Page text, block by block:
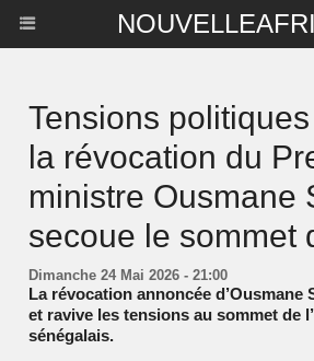
Tensions
la révocation du
ministre Ousmane
secoue le sommet
Dimanche 24 Mai 2026 - 21:00
La révocation annoncée d’Ousmane
et ravive les tensions au sommet de
sénégalais.